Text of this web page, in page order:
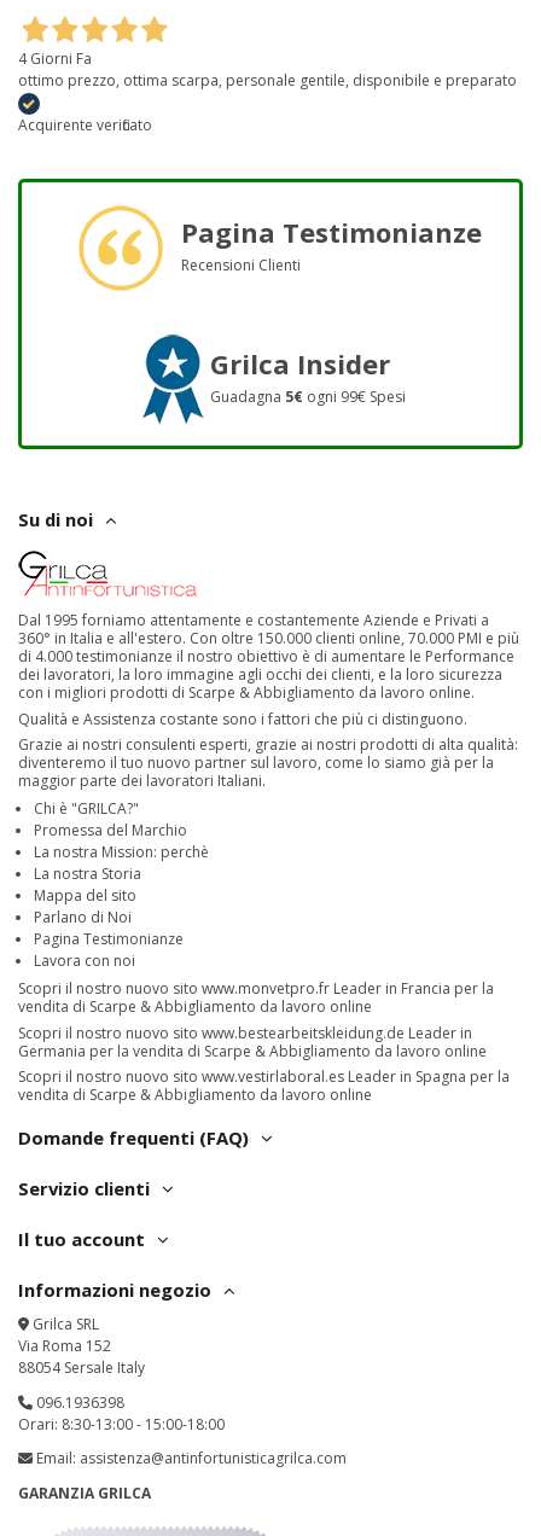
4 Giorni Fa
ottimo prezzo, ottima scarpa, personale gentile, disponibile e preparato
Acquirente verificato
Pagina Testimonianze
Recensioni Clienti
Grilca Insider
Guadagna 5€ ogni 99€ Spesi
Su di noi
Dal 1995 forniamo attentamente e costantemente Aziende e Privati a
360° in Italia e all'estero. Con oltre 150.000 clienti online, 70.000 PMI e più
di 4.000 testimonianze il nostro obiettivo è di aumentare le Performance
dei lavoratori, la loro immagine agli occhi dei clienti, e la loro sicurezza
con i migliori prodotti di Scarpe & Abbigliamento da lavoro online.
Qualità e Assistenza costante sono i fattori che più ci distinguono.
Grazie ai nostri consulenti esperti, grazie ai nostri prodotti di alta qualità:
diventeremo il tuo nuovo partner sul lavoro, come lo siamo già per la
maggior parte dei lavoratori Italiani.
Chi è "GRILCA?"
Promessa del Marchio
La nostra Mission: perchè
La nostra Storia
Mappa del sito
Parlano di Noi
Pagina Testimonianze
Lavora con noi
Scopri il nostro nuovo sito www.monvetpro.fr Leader in Francia per la
vendita di Scarpe & Abbigliamento da lavoro online
Scopri il nostro nuovo sito www.bestearbeitskleidung.de Leader in
Germania per la vendita di Scarpe & Abbigliamento da lavoro online
Scopri il nostro nuovo sito www.vestirlaboral.es Leader in Spagna per la
vendita di Scarpe & Abbigliamento da lavoro online
Domande frequenti (FAQ)
Servizio clienti
Il tuo account
Informazioni negozio
Grilca SRL
Via Roma 152
88054 Sersale Italy
096.1936398
Orari: 8:30-13:00 - 15:00-18:00
Email: assistenza@antinfortunisticagrilca.com
GARANZIA GRILCA